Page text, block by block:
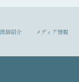
医師紹介 メディア情報